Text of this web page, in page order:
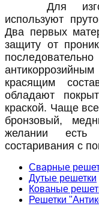
Для
используют
Два первых
защиту от
красящим
обладают
краской. Чаще
бронзовый,
желании есть
состаривания с
Сварные
Дутые решетки
Кованые
Решетки